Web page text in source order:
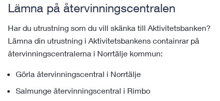
Lämna på återvinningscentralen
Har du utrustning som du vill skänka till Aktivitetsbanken?
Lämna din utrustning i Aktivitetsbankens containrar på
återvinningscentralerna i Norrtälje kommun:
Görla återvinningscentral i Norrtälje
Salmunge återvinningscentral i Rimbo